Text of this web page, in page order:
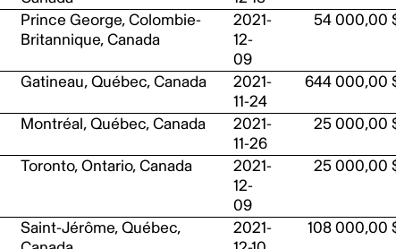
Prince George, Colombie-
Britannique, Canada
2021-
12-
09
54 000,00
Gatineau, Québec, Canada
2021-
11-24
644 000,00
Montréal, Québec, Canada
2021-
11-26
25 000,00
Toronto, Ontario, Canada
2021-
12-
09
25 000,00
Saint-Jérôme, Québec,
2021-
108 000,00